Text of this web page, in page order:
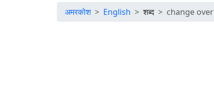
अमरकोश English शब्द change over